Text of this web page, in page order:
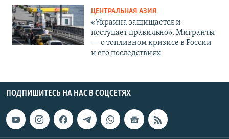
ЦЕНТРАЛЬНАЯ АЗИЯ
«Украина защищается и
поступает правильно». Мигранты
— о топливном кризисе в России
и его последствиях
ПОДПИШИТЕСЬ НА НАС В СОЦСЕТЯХ